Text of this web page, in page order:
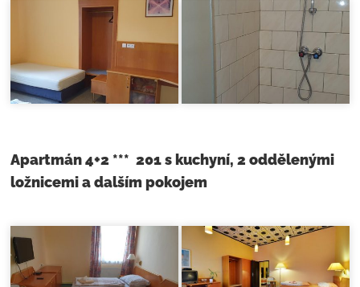
Apartmán 4+2 *** 201 s kuchyní, 2 oddělenými
ložnicemi a dalším pokojem